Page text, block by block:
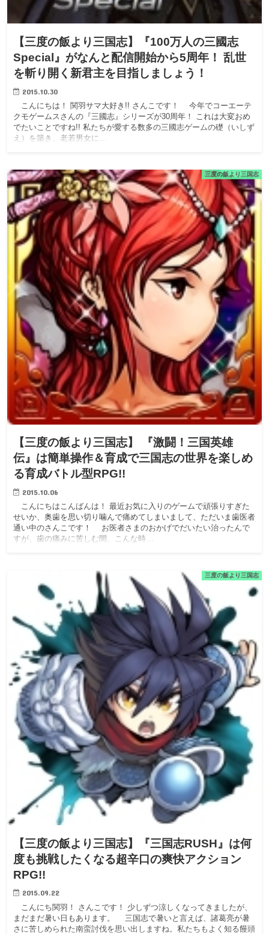
【三度の飯より三国志】『100万人の三國志
Special』がなんと配信開始から5周年！ 乱世
を斬り開く新君主を目指しましょう！
2015.10.30
こんにちは！ 関羽サマ大好き!! さんこです！ 今年でコーエーテ
クモゲームスさんの『三國志』シリーズが30周年！ これは大変おめ
でたいことですね!! 私たちが愛する数多の三國志ゲームの礎（いしず
え）を築き、老若男女に…
三度の飯より三国志
【三度の飯より三国志】 『激闘！三国英雄
伝』は簡単操作＆育成で三国志の世界を楽しめ
る育成バトル型RPG!!
2015.10.06
こんにちはこんばんは！ 最近お気に入りのゲームで頑張りすぎた
せいか、奥歯を思い切り噛んで痛めてしまいまして、ただいま歯医者
通い中のさんこです！ お医者さまのおかげでだいたい治ったんで
すが、歯の痛みに苦しむ間、こんな時…
三度の飯より三国志
【三度の飯より三国志】『三国志RUSH』は何
度も挑戦したくなる超辛口の爽快アクション
RPG!!
2015.09.22
こんにち関羽！ さんこです！ 少しずつ涼しくなってきましたが、
まだまだ暑い日もあります。 三国志で暑いと言えば、諸葛亮が暑
さに苦しめられた南蛮討伐を思い出しますね。私たちもよく知る饅頭